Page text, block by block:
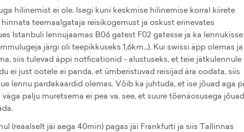
hilinemist ei ole. Isegi kuni keskmise hilinemise korral kiirete
teemaalgataja reisikogemust ja oskust erinevates
Istanbuli lennujaamas B06 gatest F02 gatesse ja ka lennukisse
järgi oli teepikkuseks 1,6km...). Kui swissi äpp olemas ja
siis tulevad äppi notficationid - alustuseks, et teie jätkulennule
ei just ootele ei panda, et ümberistuvad reisijad ära oodata, siis
lennu pardakaardid olemas. Võib ka juhtuda, et ise jõuad aga
palju muretsema ei pea va. see, et suure tõenäosusega
(reaalselt jäi aega 40min) pagas jäi Frankfurti ja siis Tallinnas